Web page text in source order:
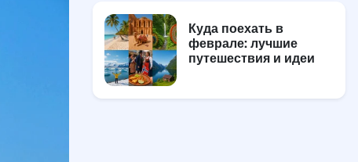
Куда поехать в
феврале: лучшие
путешествия и идеи